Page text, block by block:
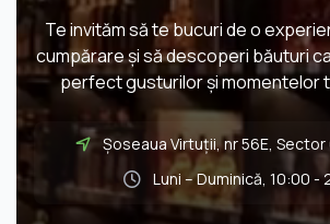
Te invităm să te bucuri de o
cumpărare și să descoperi băuturi
perfect gusturilor și momentelor
Șoseaua Virtuții, nr 56E, Sector
Luni – Duminică, 10:00 -